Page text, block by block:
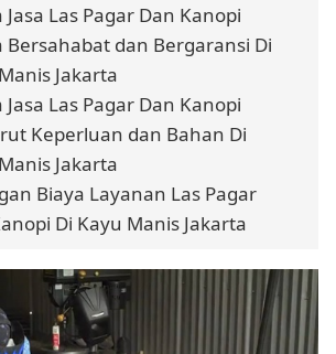
Jasa Las Pagar Dan Kanopi
Bersahabat dan Bergaransi Di
Jakarta
Jasa Las Pagar Dan Kanopi
Keperluan dan Bahan Di
Jakarta
Biaya Layanan Las Pagar
Di Kayu Manis Jakarta